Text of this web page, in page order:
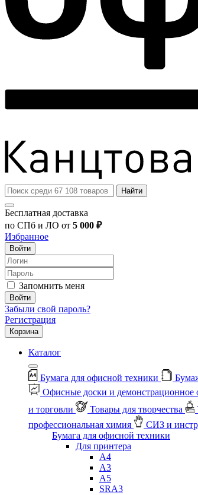
Найти
Бесплатная доставка
по СПб и ЛО от 5 000 ₽
Избранное
Войти
Запомнить меня
Войти
Забыли свой пароль?
Регистрация
Корзина
Каталог
Бумага для офисной техники
Офисные доски и демонстрационное
и торговли
Товары для творчества
профессиональная химия
СИЗ и
Бумага для офисной техники
Для принтера
А4
А3
А5
SRA3